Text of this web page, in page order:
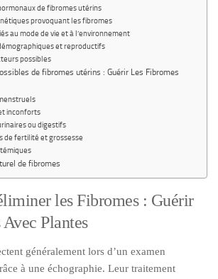
de fibromes utérins
provoquant les fibromes
au mode de vie et à l’environnement
et reproductifs
possibles
de fibromes utérins : Guérir Les Fibromes
inconforts
ou digestifs
de fertilité et grossesse
de fibromes
les Fibromes : Guérir
Plantes
généralement lors d’un examen
à une échographie. Leur traitement